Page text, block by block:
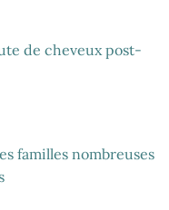
de cheveux post-
familles nombreuses